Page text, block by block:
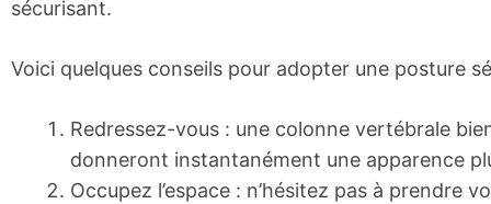
sécurisant.
Voici quelques conseils pour adopter une posture
Redressez-vous : une colonne vertébrale
donneront instantanément une apparence
Occupez l’espace : n’hésitez pas à prendre